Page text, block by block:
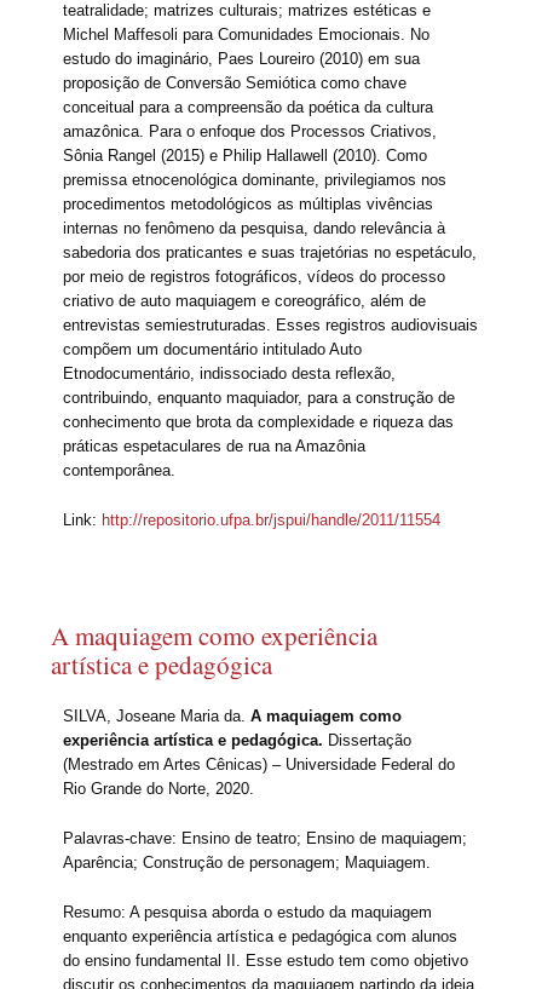
teatralidade; matrizes culturais; matrizes estéticas e
Michel Maffesoli para Comunidades Emocionais. No
estudo do imaginário, Paes Loureiro (2010) em sua
proposição de Conversão Semiótica como chave
conceitual para a compreensão da poética da cultura
amazônica. Para o enfoque dos Processos Criativos,
Sônia Rangel (2015) e Philip Hallawell (2010). Como
premissa etnocenológica dominante, privilegiamos nos
procedimentos metodológicos as múltiplas vivências
internas no fenômeno da pesquisa, dando relevância à
sabedoria dos praticantes e suas trajetórias no espetáculo,
por meio de registros fotográficos, vídeos do processo
criativo de auto maquiagem e coreográfico, além de
entrevistas semiestruturadas. Esses registros audiovisuais
compõem um documentário intitulado Auto
Etnodocumentário, indissociado desta reflexão,
contribuindo, enquanto maquiador, para a construção de
conhecimento que brota da complexidade e riqueza das
práticas espetaculares de rua na Amazônia
contemporânea.
Link: http://repositorio.ufpa.br/jspui/handle/2011/11554
A maquiagem como experiência
artística e pedagógica
SILVA, Joseane Maria da.A maquiagem como
experiência artística e pedagógica. Dissertação
(Mestrado em Artes Cênicas) – Universidade Federal do
Rio Grande do Norte, 2020.
Palavras-chave: Ensino de teatro; Ensino de maquiagem;
Aparência; Construção de personagem; Maquiagem.
Resumo: A pesquisa aborda o estudo da maquiagem
enquanto experiência artística e pedagógica com alunos
do ensino fundamental II. Esse estudo tem como objetivo
discutir os conhecimentos da maquiagem partindo da ideia